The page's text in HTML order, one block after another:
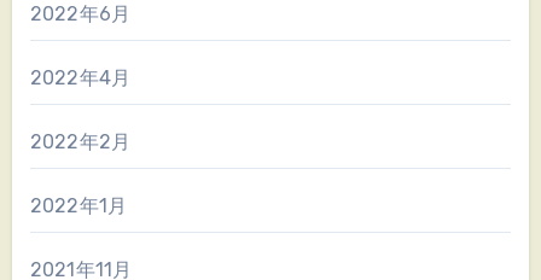
2022年6月
2022年4月
2022年2月
2022年1月
2021年11月